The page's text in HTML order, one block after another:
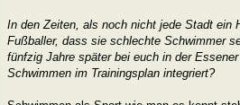
In den Zeiten, als noch nicht jede Stadt ein
Fußballer, dass sie schlechte Schwimmer
fünfzig Jahre später bei euch in der
Schwimmen im Trainingsplan integriert?